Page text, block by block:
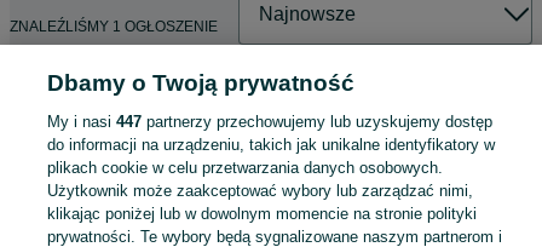
ZNALEŹLIŚMY 1 OGŁOSZENIE
Praca w budce z lodami POLKOWICE LODOLANDIA
31,40 - 31,50 zł / godz. brutto
Polkowice
Praca sezonowa
Umowa zlecenie
Dbamy o Twoją prywatność
My i nasi 447partnerzy przechowujemy lub uzyskujemy dostęp
do informacji na urządzeniu, takich jak unikalne identyfikatory w
plikach cookie w celu przetwarzania danych osobowych.
Użytkownik może zaakceptować wybory lub zarządzać nimi,
klikając poniżej lub w dowolnym momencie na stronie polityki
prywatności. Te wybory będą sygnalizowane naszym partnerom i